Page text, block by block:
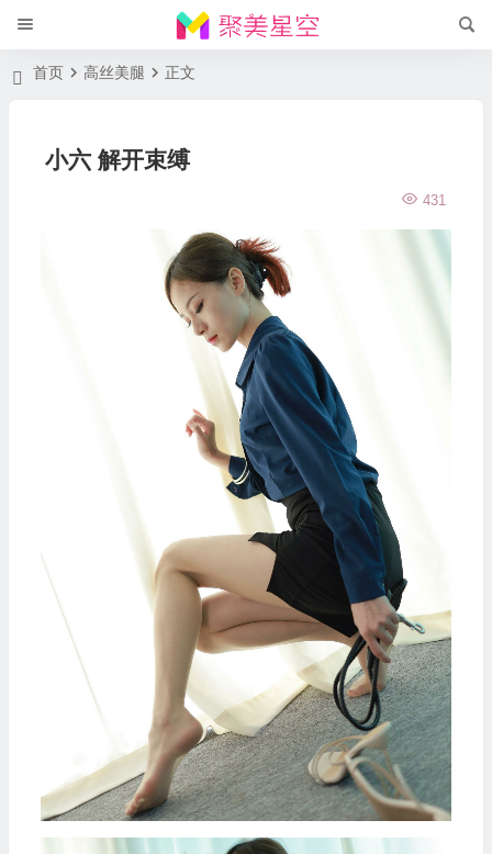
首页 高丝美腿 正文
小六 解开束缚
431